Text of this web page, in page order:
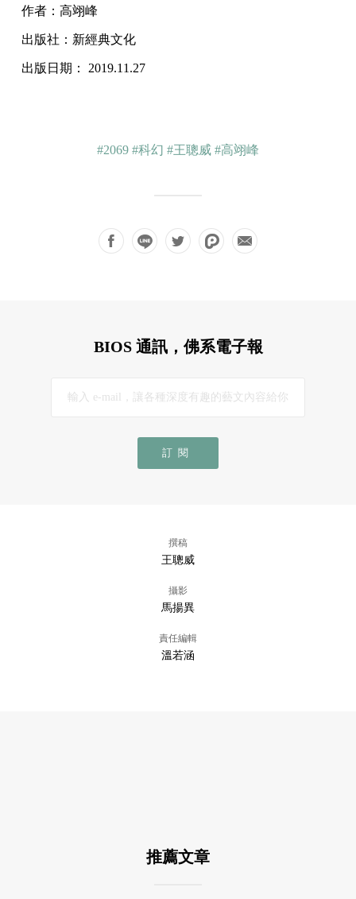
作者：高翊峰
出版社：新經典文化
出版日期： 2019.11.27
#2069 #科幻 #王聰威 #高翊峰
BIOS 通訊，佛系電子報
訂閱
撰稿
王聰威
攝影
馬揚異
責任編輯
溫若涵
推薦文章